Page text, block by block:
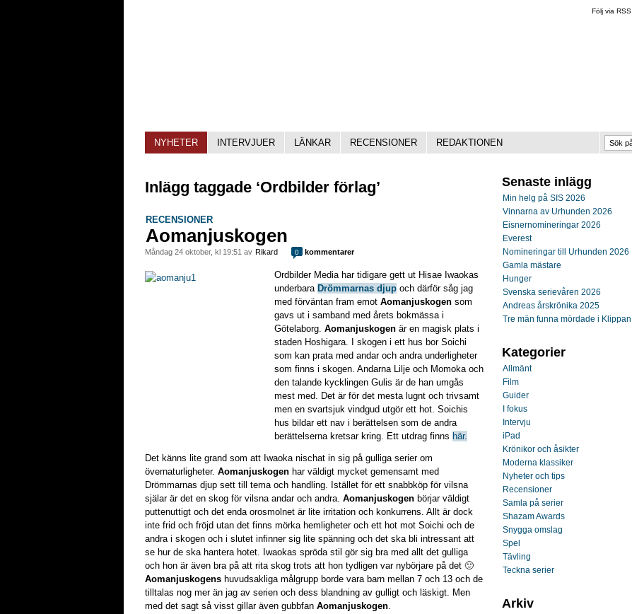
Följ via RSS
NYHETER INTERVJUER LÄNKAR RECENSIONER REDAKTIONEN
Inlägg taggade ‘Ordbilder förlag’
RECENSIONER
Aomanjuskogen
måndag 24 oktober, kl 19:51 av Rikard 0 kommentarer
Ordbilder Media har tidigare gett ut Hisae Iwaokas
underbara Drömmarnas djup och därför såg jag
med förväntan fram emot Aomanjuskogen som
gavs ut i samband med årets bokmässa i
Götelaborg. Aomanjuskogen är en magisk plats i
staden Hoshigara. I skogen i ett hus bor Soichi
som kan prata med andar och andra underligheter
som finns i skogen. Andarna Lilje och Momoka och
den talande kycklingen Gulis är de han umgås
mest med. Det är för det mesta lugnt och trivsamt
men en svartsjuk vindgud utgör ett hot. Soichis
hus bildar ett nav i berättelsen som de andra
berättelserna kretsar kring. Ett utdrag finns här.
Det känns lite grand som att Iwaoka nischat in sig på gulliga serier om
övernaturligheter. Aomanjuskogen har väldigt mycket gemensamt med
Drömmarnas djup sett till tema och handling. Istället för ett snabbköp för vilsna
själar är det en skog för vilsna andar och andra. Aomanjuskogen börjar väldigt
puttenuttigt och det enda orosmolnet är lite irritation och konkurrens. Allt är dock
inte frid och fröjd utan det finns mörka hemligheter och ett hot mot Soichi och de
andra i skogen och i slutet infinner sig lite spänning och det ska bli intressant att
se hur de ska hantera hotet. Iwaokas spröda stil gör sig bra med allt det gulliga
och hon är även bra på att rita skog trots att hon tydligen var nybörjare på det 🙂
Aomanjuskogens huvudsakliga målgrupp borde vara barn mellan 7 och 13 och de
tilltalas nog mer än jag av serien och dess blandning av gulligt och läskigt. Men
med det sagt så visst gillar även gubbfan Aomanjuskogen.
Senaste inlägg
Min helg på SIS 2026
Vinnarna av Urhunden 2026
Eisnernomineringar 2026
Everest
Nomineringar till Urhunden 2026
Gamla mästare
Hunger
Svenska serievåren 2026
Andreas årskrönika 2025
Tre män funna mördade i Klippan
Kategorier
Allmänt
Film
Guider
I fokus
Intervju
iPad
Krönikor och åsikter
Moderna klassiker
Nyheter och tips
Recensioner
Samla på serier
Shazam Awards
Snygga omslag
Spel
Tävling
Teckna serier
Arkiv